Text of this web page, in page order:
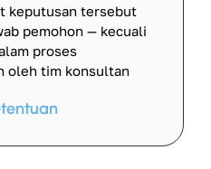
keputusan tersebut
pemohon — kecuali
proses
oleh tim konsultan